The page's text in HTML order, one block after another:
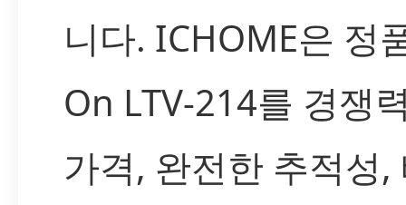
니다. ICHOME은 정
On LTV-214를 경쟁
가격, 완전한 추적성,